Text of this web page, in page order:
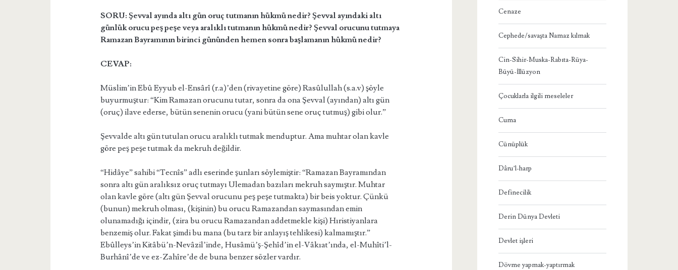
SORU:Şevval ayında altı gün oruç tutmanın hükmü nedir? Şevval ayındaki altı
günlük orucu peş peşe veya aralıklı tutmanın hükmü nedir? Şevval orucunu tutmaya
Ramazan Bayramının birinci gününden hemen sonra başlamanın hükmü nedir?
CEVAP:
Müslim’in Ebû Eyyub el-Ensârî (r.a)’den (rivayetine göre) Rasûlullah (s.a.v) şöyle
buyurmuştur: “Kim Ramazan orucunu tutar, sonra da ona Şevval (ayından) altı gün
(oruç) ilave ederse, bütün senenin orucu (yani bütün sene oruç tutmuş) gibi olur.”
Şevvalde altı gün tutulan orucu aralıklı tutmak menduptur. Ama muhtar olan kavle
göre peş peşe tutmak da mekruh değildir.
“Hidâye” sahibi “Tecnîs” adlı eserinde şunları söylemiştir: “Ramazan Bayramından
sonra altı gün aralıksız oruç tutmayı Ulemadan bazıları mekruh saymıştır. Muhtar
olan kavle göre (altı gün Şevval orucunu peş peşe tutmakta) bir beis yoktur. Çünkü
(bunun) mekruh olması, (kişinin) bu orucu Ramazandan saymasından emin
olunamadığı içindir, (zira bu orucu Ramazandan addetmekle kişi) Hıristiyanlara
benzemiş olur. Fakat şimdi bu mana (bu tarz bir anlayış tehlikesi) kalmamıştır.”
Ebûlleys’in Kitâbü’n-Nevâzil’inde, Husâmü’ş-Şehîd’in el-Vâkıat’ında, el-Muhîti’l-
Burhânî’de ve ez-Zahîre’de de buna benzer sözler vardır.
Cenaze
Cephede/savaşta Namaz kılmak
Cin-Sihir-Muska-Rabıta-Rüya-
Büyü-İllüzyon
Çocuklarla ilgili meseleler
Cuma
Cünüplük
Dâru’l-harp
Definecilik
Derin Dünya Devleti
Devlet işleri
Dövme yapmak-yaptırmak